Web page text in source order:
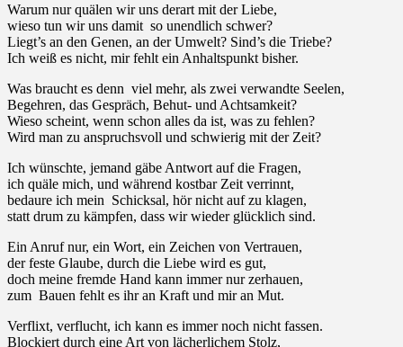
Warum nur quälen wir uns derart mit der Liebe,
wieso tun wir uns damit so unendlich schwer?
Liegt’s an den Genen, an der Umwelt? Sind’s die Triebe?
Ich weiß es nicht, mir fehlt ein Anhaltspunkt bisher.
Was braucht es denn viel mehr, als zwei verwandte Seelen,
Begehren, das Gespräch, Behut- und Achtsamkeit?
Wieso scheint, wenn schon alles da ist, was zu fehlen?
Wird man zu anspruchsvoll und schwierig mit der Zeit?
Ich wünschte, jemand gäbe Antwort auf die Fragen,
ich quäle mich, und während kostbar Zeit verrinnt,
bedaure ich mein Schicksal, hör nicht auf zu klagen,
statt drum zu kämpfen, dass wir wieder glücklich sind.
Ein Anruf nur, ein Wort, ein Zeichen von Vertrauen,
der feste Glaube, durch die Liebe wird es gut,
doch meine fremde Hand kann immer nur zerhauen,
zum Bauen fehlt es ihr an Kraft und mir an Mut.
Verflixt, verflucht, ich kann es immer noch nicht fassen.
Blockiert durch eine Art von lächerlichem Stolz,